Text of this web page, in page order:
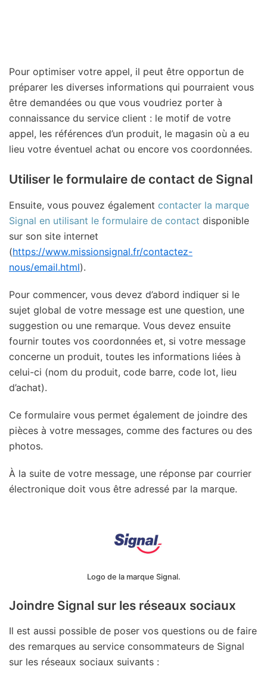
Pour optimiser votre appel, il peut être opportun de
préparer les diverses informations qui pourraient vous
être demandées ou que vous voudriez porter à
connaissance du service client : le motif de votre
appel, les références d’un produit, le magasin où a eu
lieu votre éventuel achat ou encore vos coordonnées.
Utiliser le formulaire de contact de Signal
Ensuite, vous pouvez également contacter la marque
Signal en utilisant le formulaire de contact disponible
sur son site internet
(https://www.missionsignal.fr/contactez-
nous/email.html).
Pour commencer, vous devez d’abord indiquer si le
sujet global de votre message est une question, une
suggestion ou une remarque. Vous devez ensuite
fournir toutes vos coordonnées et, si votre message
concerne un produit, toutes les informations liées à
celui-ci (nom du produit, code barre, code lot, lieu
d’achat).
Ce formulaire vous permet également de joindre des
pièces à votre messages, comme des factures ou des
photos.
À la suite de votre message, une réponse par courrier
électronique doit vous être adressé par la marque.
Logo de la marque Signal.
Joindre Signal sur les réseaux sociaux
Il est aussi possible de poser vos questions ou de faire
des remarques au service consommateurs de Signal
sur les réseaux sociaux suivants :